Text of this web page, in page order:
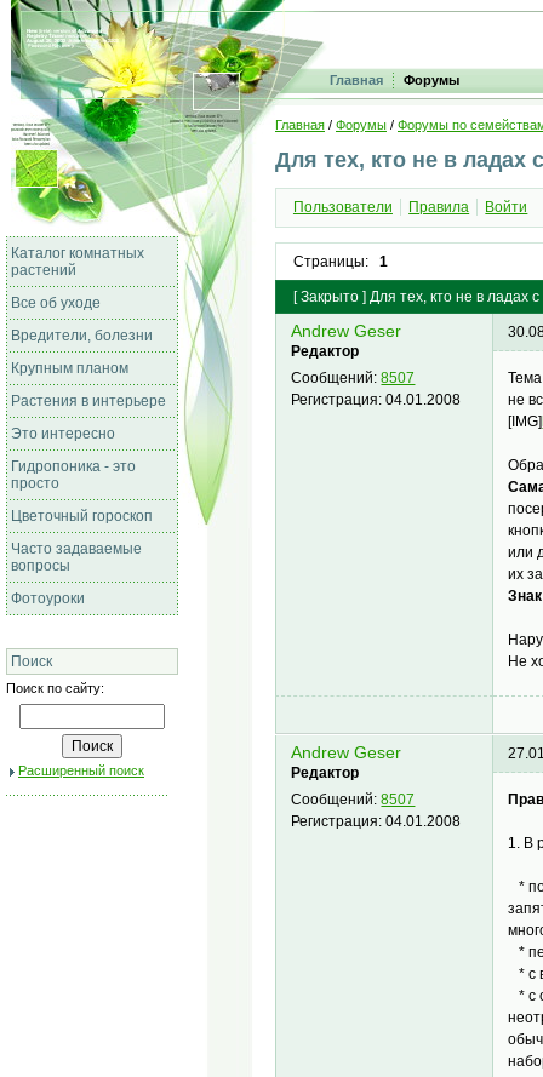
Главная Форумы
Каталог комнатных
растений
Все об уходе
Вредители, болезни
Крупным планом
Растения в интерьере
Это интересно
Гидропоника - это
просто
Цветочный гороскоп
Часто задаваемые
вопросы
Фотоуроки
Поиск
Поиск по сайту:
Расширенный поиск
Главная / Форумы / Форумы по
Для тех, кто не в ладах
Пользователи Правила Войти
Страницы: 1
[Закрыто] Для тех, кто не в ладах
Andrew Geser
Редактор
Сообщений:8507
Регистрация:04.01.2008
не
[IMG]
или
их
Не
Andrew Geser
Редактор
Сообщений:8507
Регистрация:04.01.2008
1. В
*
*
* с
* с